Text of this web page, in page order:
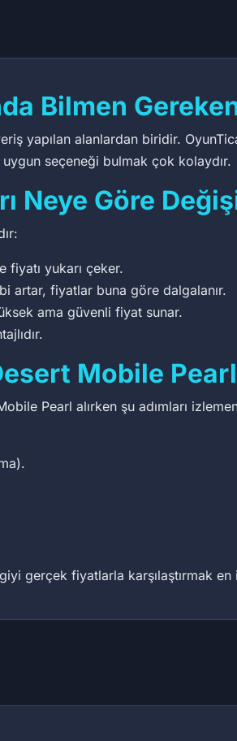
Bilmen
yapılan alanlardan biridir.
uygun seçeneği bulmak çok kolaydır.
Neye Göre
yukarı çeker.
artar, fiyatlar buna göre dalgalanır.
ama güvenli fiyat sunar.
Mobile
Pearl alırken şu adımları
gerçek fiyatlarla karşılaştırmak